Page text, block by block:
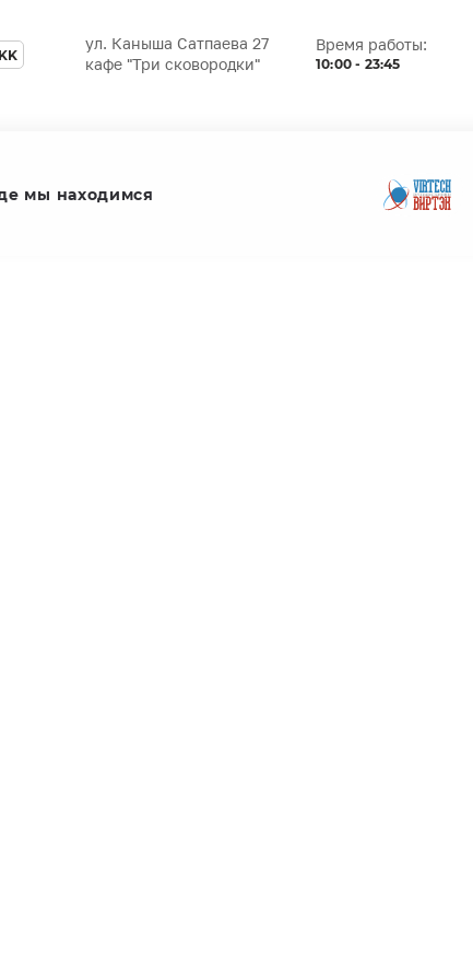
KK
ул. Каныша Сатпаева 27
кафе "Три сковородки"
Время работы:
10:00 - 23:45
мы находимся